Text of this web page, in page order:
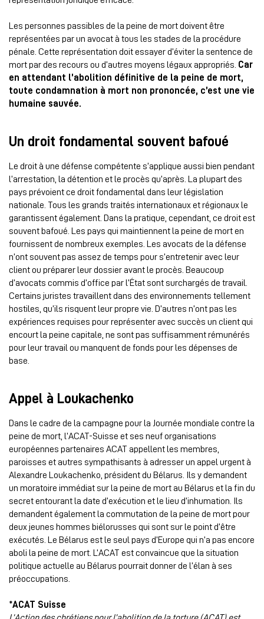
Les personnes passibles de la peine de mort doivent être
représentées par un avocat à tous les stades de la procédure
pénale. Cette représentation doit essayer d’éviter la sentence de
mort par des recours ou d’autres moyens légaux appropriés. Car
en attendant l’abolition définitive de la peine de mort,
toute condamnation à mort non prononcée, c’est une vie
humaine sauvée.
Un droit fondamental souvent bafoué
Le droit à une défense compétente s’applique aussi bien pendant
l’arrestation, la détention et le procès qu’après. La plupart des
pays prévoient ce droit fondamental dans leur législation
nationale. Tous les grands traités internationaux et régionaux le
garantissent également. Dans la pratique, cependant, ce droit est
souvent bafoué. Les pays qui maintiennent la peine de mort en
fournissent de nombreux exemples. Les avocats de la défense
n’ont souvent pas assez de temps pour s’entretenir avec leur
client ou préparer leur dossier avant le procès. Beaucoup
d’avocats commis d’office par l’État sont surchargés de travail.
Certains juristes travaillent dans des environnements tellement
hostiles, qu’ils risquent leur propre vie. D’autres n’ont pas les
expériences requises pour représenter avec succès un client qui
encourt la peine capitale, ne sont pas suffisamment rémunérés
pour leur travail ou manquent de fonds pour les dépenses de
base.
Appel à Loukachenko
Dans le cadre de la campagne pour la Journée mondiale contre la
peine de mort, l’ACAT-Suisse et ses neuf organisations
européennes partenaires ACAT appellent les membres,
paroisses et autres sympathisants à adresser un appel urgent à
Alexandre Loukachenko, président du Bélarus. Ils y demandent
un moratoire immédiat sur la peine de mort au Bélarus et la fin du
secret entourant la date d’exécution et le lieu d’inhumation. Ils
demandent également la commutation de la peine de mort pour
deux jeunes hommes biélorusses qui sont sur le point d’être
exécutés. Le Bélarus est le seul pays d’Europe qui n’a pas encore
aboli la peine de mort. L’ACAT est convaincue que la situation
politique actuelle au Bélarus pourrait donner de l’élan à ses
préoccupations.
*ACAT Suisse